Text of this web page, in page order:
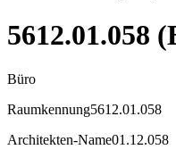
5612.01.058
Büro
Raumkennung5612.01.058
Architekten-Name01.12.058